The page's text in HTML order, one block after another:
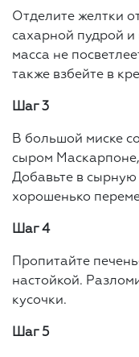
Отделите желтки
сахарной пудрой и
масса не
также взбейте в
Шаг 3
В большой миске
сыром
Добавьте в сырную
хорошенько
Шаг 4
Пропитайте
настойкой.
кусочки.
Шаг 5